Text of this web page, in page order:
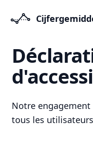
Notre
tous les